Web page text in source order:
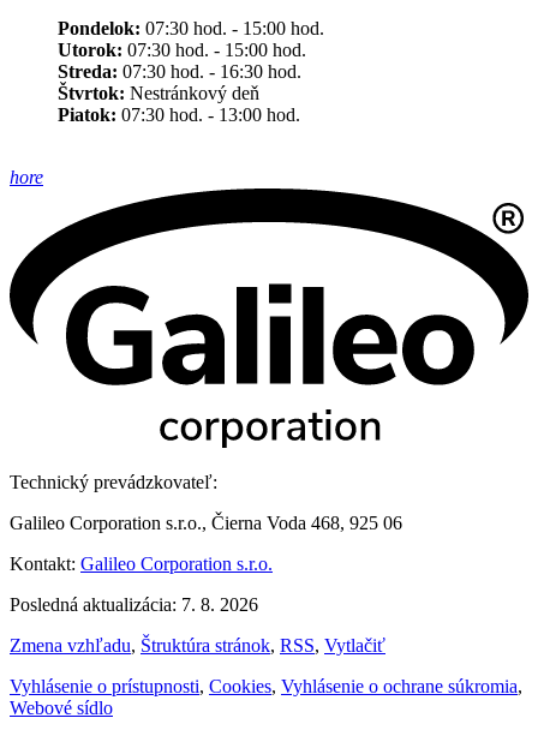
Pondelok: 07:30 hod. - 15:00 hod.
Utorok: 07:30 hod. - 15:00 hod.
Streda: 07:30 hod. - 16:30 hod.
Štvrtok: Nestránkový deň
Piatok: 07:30 hod. - 13:00 hod.
hore
Technický prevádzkovateľ:
Galileo Corporation s.r.o., Čierna Voda 468, 925 06
Kontakt: Galileo Corporation s.r.o.
Posledná aktualizácia: 7. 8. 2026
Zmena vzhľadu, Štruktúra stránok, RSS, Vytlačiť
Vyhlásenie o prístupnosti, Cookies, Vyhlásenie o ochrane súkromia,
Webové sídlo